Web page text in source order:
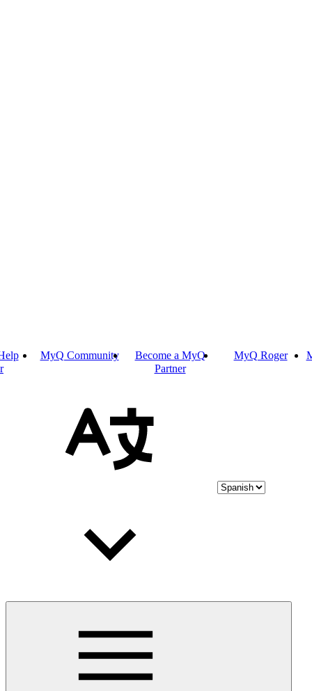
MyQ Community
Become a MyQ
Partner
MyQ Roger